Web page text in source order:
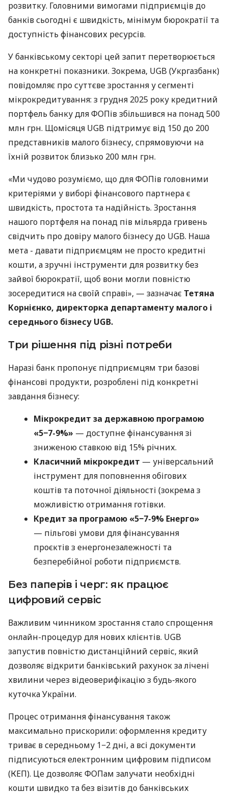
розвитку. Головними вимогами підприємців до
банків сьогодні є швидкість, мінімум бюрократії та
доступність фінансових ресурсів.
У банківському секторі цей запит перетворюється
на конкретні показники. Зокрема, UGB (Укргазбанк)
повідомляє про суттєве зростання у сегменті
мікрокредитування: з грудня 2025 року кредитний
портфель банку для ФОПів збільшився на понад 500
млн грн. Щомісяця UGB підтримує від 150 до 200
представників малого бізнесу, спрямовуючи на
їхній розвиток близько 200 млн грн.
«Ми чудово розуміємо, що для ФОПів головними
критеріями у виборі фінансового партнера є
швидкість, простота та надійність. Зростання
нашого портфеля на понад пів мільярда гривень
свідчить про довіру малого бізнесу до UGB. Наша
мета - давати підприємцям не просто кредитні
кошти, а зручні інструменти для розвитку без
зайвої бюрократії, щоб вони могли повністю
зосередитися на своїй справі», — зазначає Тетяна
Корнієнко, директорка департаменту малого і
середнього бізнесу UGB.
Три рішення під різні потреби
Наразі банк пропонує підприємцям три базові
фінансові продукти, розроблені під конкретні
завдання бізнесу:
Мікрокредит за державною програмою
«5−7-9%» — доступне фінансування зі
зниженою ставкою від 15% річних.
Класичний мікрокредит — універсальний
інструмент для поповнення обігових
коштів та поточної діяльності (зокрема з
можливістю отримання готівки.
Кредит за програмою «5−7-9% Енерго»
— пільгові умови для фінансування
проєктів з енергонезалежності та
безперебійної роботи підприємств.
Без паперів і черг: як працює
цифровий сервіс
Важливим чинником зростання стало спрощення
онлайн-процедур для нових клієнтів. UGB
запустив повністю дистанційний сервіс, який
дозволяє відкрити банківський рахунок за лічені
хвилини через відеоверифікацію з будь-якого
куточка України.
Процес отримання фінансування також
максимально прискорили: оформлення кредиту
триває в середньому 1−2 дні, а всі документи
підписуються електронним цифровим підписом
(КЕП). Це дозволяє ФОПам залучати необхідні
кошти швидко та без візитів до банківських